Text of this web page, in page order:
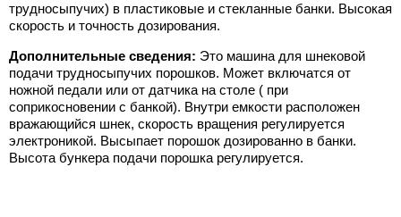
трудносыпучих) в пластиковые и стекланные банки. Высокая
скорость и точность дозирования.
Дополнительные сведения: Это машина для шнековой
подачи трудносыпучих порошков. Может включатся от
ножной педали или от датчика на столе ( при
соприкосновении с банкой). Внутри емкости расположен
вражающийся шнек, скорость вращения регулируется
электроникой. Высыпает порошок дозированно в банки.
Высота бункера подачи порошка регулируется.